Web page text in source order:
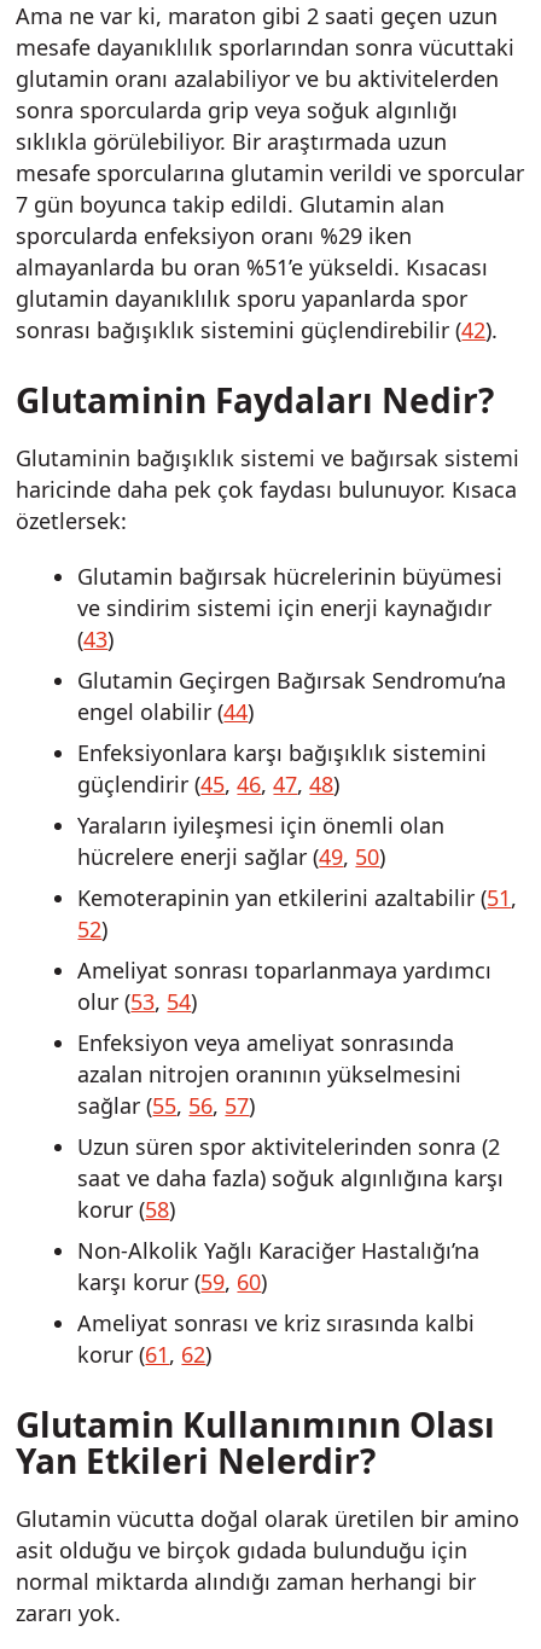
Ama ne var ki, maraton gibi 2 saati geçen uzun
mesafe dayanıklılık sporlarından sonra vücuttaki
glutamin oranı azalabiliyor ve bu aktivitelerden
sonra sporcularda grip veya soğuk algınlığı
sıklıkla görülebiliyor. Bir araştırmada uzun
mesafe sporcularına glutamin verildi ve sporcular
7 gün boyunca takip edildi. Glutamin alan
sporcularda enfeksiyon oranı %29 iken
almayanlarda bu oran %51’e yükseldi. Kısacası
glutamin dayanıklılık sporu yapanlarda spor
sonrası bağışıklık sistemini güçlendirebilir (42).
Glutaminin Faydaları Nedir?
Glutaminin bağışıklık sistemi ve bağırsak sistemi
haricinde daha pek çok faydası bulunuyor. Kısaca
özetlersek:
Glutamin bağırsak hücrelerinin büyümesi
ve sindirim sistemi için enerji kaynağıdır
(43)
Glutamin Geçirgen Bağırsak Sendromu’na
engel olabilir (44)
Enfeksiyonlara karşı bağışıklık sistemini
güçlendirir (45,46,47,48)
Yaraların iyileşmesi için önemli olan
hücrelere enerji sağlar (49, 50)
Kemoterapinin yan etkilerini azaltabilir (51,
52)
Ameliyat sonrası toparlanmaya yardımcı
olur (53, 54)
Enfeksiyon veya ameliyat sonrasında
azalan nitrojen oranının yükselmesini
sağlar (55, 56, 57)
Uzun süren spor aktivitelerinden sonra (2
saat ve daha fazla) soğuk algınlığına karşı
korur (58)
Non-Alkolik Yağlı Karaciğer Hastalığı’na
karşı korur (59, 60)
Ameliyat sonrası ve kriz sırasında kalbi
korur (61, 62)
Glutamin Kullanımının Olası
Yan Etkileri Nelerdir?
Glutamin vücutta doğal olarak üretilen bir amino
asit olduğu ve birçok gıdada bulunduğu için
normal miktarda alındığı zaman herhangi bir
zararı yok.